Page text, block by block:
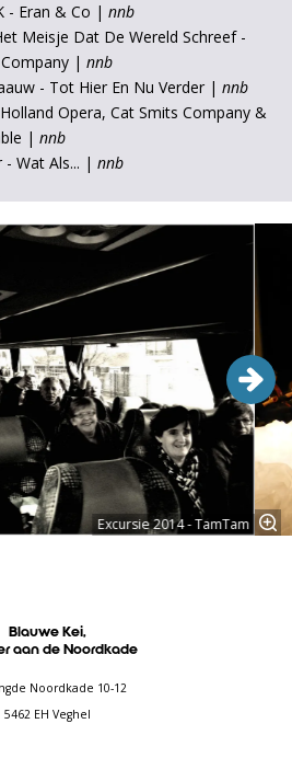
- Eran & Co |nnb
Meisje Dat De Wereld Schreef -
Company |nnb
- Tot Hier En Nu Verder |nnb
Opera, Cat Smits Company &
|nnb
- Wat Als... |nnb
Excursie 2014 - TamTam
Blauwe Kei,
aan de Noordkade
Noordkade 10-12
5462 EH Veghel